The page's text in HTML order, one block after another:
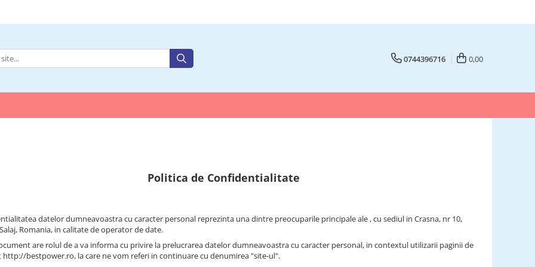
0744396716 0,00
Politica de Confidentialitate
datelor dumneavoastra cu caracter personal reprezinta una dintre preocuparile principale ale , cu sediul in Crasna, nr 10,
Romania, in calitate de operator de date.
are rolul de a va informa cu privire la prelucrarea datelor dumneavoastra cu caracter personal, in contextul utilizarii paginii de
http://bestpower.ro, la care ne vom referi in continuare cu denumirea "site-ul".